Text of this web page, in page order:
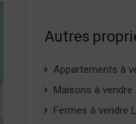
Autres
Appartements à
Maisons à vendre
Fermes à vendre